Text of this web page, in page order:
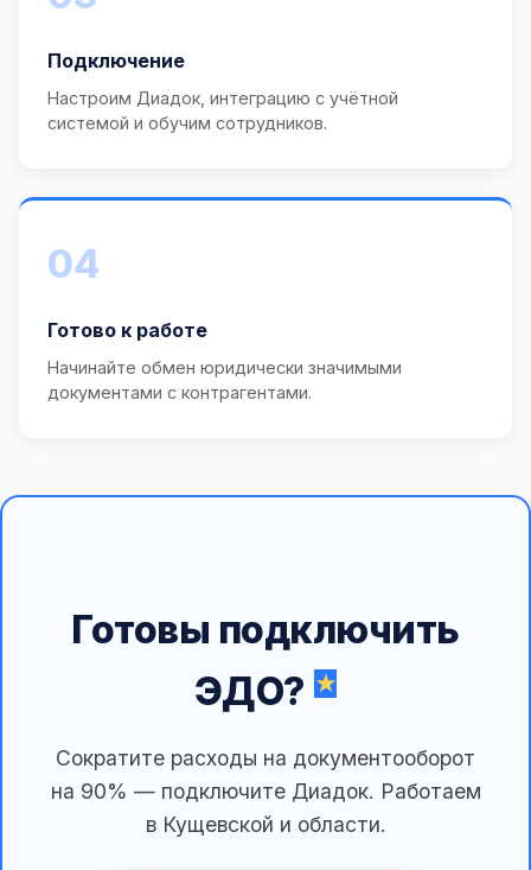
Подключение
Настроим Диадок, интеграцию с учётной
системой и обучим сотрудников.
04
Готово к работе
Начинайте обмен юридически значимыми
документами с контрагентами.
Готовы подключить
ЭДО?
Сократите расходы на документооборот
на 90% — подключите Диадок. Работаем
в Кущевской и области.